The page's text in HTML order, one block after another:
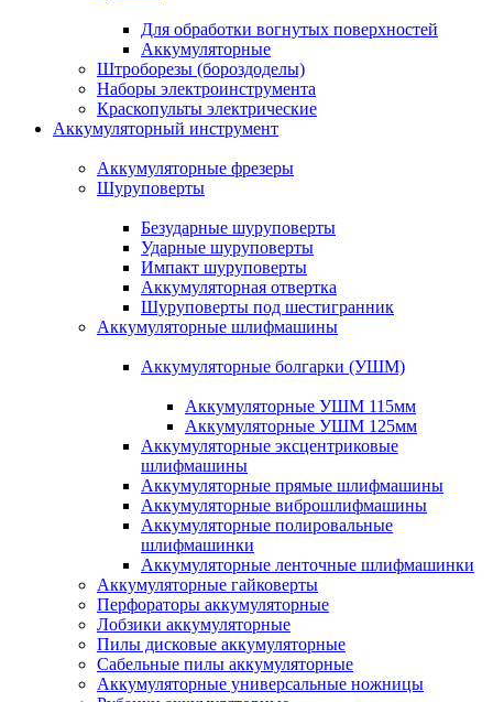
Для обработки вогнутых поверхностей
Аккумуляторные
Штроборезы (бороздоделы)
Наборы электроинструмента
Краскопульты электрические
Аккумуляторный инструмент
Аккумуляторные фрезеры
Шуруповерты
Безударные шуруповерты
Ударные шуруповерты
Импакт шуруповерты
Аккумуляторная отвертка
Шуруповерты под шестигранник
Аккумуляторные шлифмашины
Аккумуляторные болгарки (УШМ)
Аккумуляторные УШМ 115мм
Аккумуляторные УШМ 125мм
Аккумуляторные эксцентриковые
шлифмашины
Аккумуляторные прямые шлифмашины
Аккумуляторные виброшлифмашины
Аккумуляторные полировальные
шлифмашинки
Аккумуляторные ленточные шлифмашинки
Аккумуляторные гайковерты
Перфораторы аккумуляторные
Лобзики аккумуляторные
Пилы дисковые аккумуляторные
Сабельные пилы аккумуляторные
Аккумуляторные универсальные ножницы